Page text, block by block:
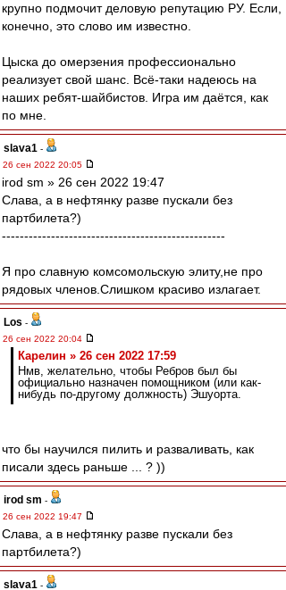
крупно подмочит деловую репутацию РУ. Если,
конечно, это слово им известно.
Цыска до омерзения профессионально
реализует свой шанс. Всё-таки надеюсь на
наших ребят-шайбистов. Игра им даётся, как
по мне.
slava1 -
26 сен 2022 20:05
irod sm » 26 сен 2022 19:47
Слава, а в нефтянку разве пускали без
партбилета?)
--------------------------------------------------
Я про славную комсомольскую элиту,не про
рядовых членов.Слишком красиво излагает.
Los -
26 сен 2022 20:04
Карелин » 26 сен 2022 17:59
Нмв, желательно, чтобы Ребров был бы
официально назначен помощником (или как-
нибудь по-другому должность) Эшуорта.
что бы научился пилить и разваливать, как
писали здесь раньше ... ? ))
irod sm -
26 сен 2022 19:47
Слава, а в нефтянку разве пускали без
партбилета?)
slava1 -